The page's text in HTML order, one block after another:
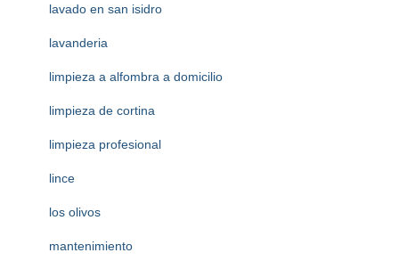
lavado en san isidro
lavanderia
limpieza a alfombra a domicilio
limpieza de cortina
limpieza profesional
lince
los olivos
mantenimiento